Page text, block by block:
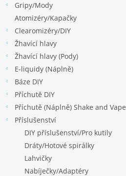
Gripy/Mody
Atomizéry/Kapačky
Clearomizéry/DIY
Žhavící hlavy
Žhavící hlavy (Pody)
E-liquidy (Náplně)
Báze DIY
Příchutě DIY
Příchutě (Náplně) Shake and Vape
Příslušenství
DIY příslušenství/Pro kutily
Dráty/Hotové spirálky
Lahvičky
Nabíječky/Adaptéry